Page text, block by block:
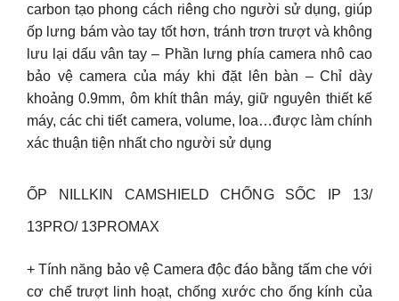
carbon tạo phong cách riêng cho người sử dụng, giúp
ốp lưng bám vào tay tốt hơn, tránh trơn trượt và không
lưu lại dấu vân tay – Phần lưng phía camera nhô cao
bảo vệ camera của máy khi đặt lên bàn – Chỉ dày
khoảng 0.9mm, ôm khít thân máy, giữ nguyên thiết kế
máy, các chi tiết camera, volume, loa…được làm chính
xác thuận tiện nhất cho người sử dụng
ỐP NILLKIN CAMSHIELD CHỐNG SỐC IP 13/
13PRO/ 13PROMAX
+ Tính năng bảo vệ Camera độc đáo bằng tấm che với
cơ chế trượt linh hoạt, chống xước cho ống kính của